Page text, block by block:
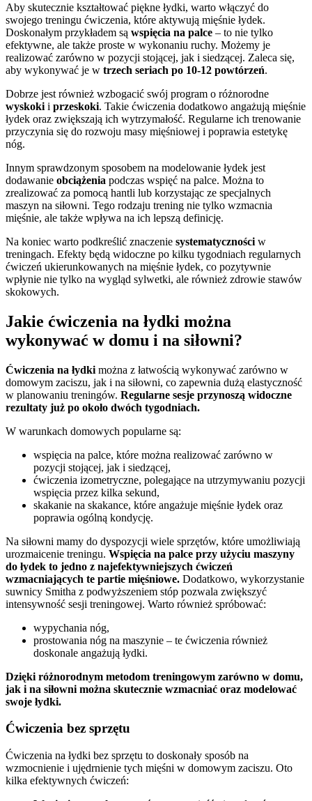
Aby skutecznie kształtować piękne łydki, warto włączyć do
swojego treningu ćwiczenia, które aktywują mięśnie łydek.
Doskonałym przykładem są wspięcia na palce – to nie tylko
efektywne, ale także proste w wykonaniu ruchy. Możemy je
realizować zarówno w pozycji stojącej, jak i siedzącej. Zaleca się,
aby wykonywać je w trzech seriach po 10-12 powtórzeń.
Dobrze jest również wzbogacić swój program o różnorodne
wyskoki i przeskoki. Takie ćwiczenia dodatkowo angażują mięśnie
łydek oraz zwiększają ich wytrzymałość. Regularne ich trenowanie
przyczynia się do rozwoju masy mięśniowej i poprawia estetykę
nóg.
Innym sprawdzonym sposobem na modelowanie łydek jest
dodawanie obciążenia podczas wspięć na palce. Można to
zrealizować za pomocą hantli lub korzystając ze specjalnych
maszyn na siłowni. Tego rodzaju trening nie tylko wzmacnia
mięśnie, ale także wpływa na ich lepszą definicję.
Na koniec warto podkreślić znaczenie systematyczności w
treningach. Efekty będą widoczne po kilku tygodniach regularnych
ćwiczeń ukierunkowanych na mięśnie łydek, co pozytywnie
wpłynie nie tylko na wygląd sylwetki, ale również zdrowie stawów
skokowych.
Jakie ćwiczenia na łydki można
wykonywać w domu i na siłowni?
Ćwiczenia na łydki można z łatwością wykonywać zarówno w
domowym zaciszu, jak i na siłowni, co zapewnia dużą elastyczność
w planowaniu treningów. Regularne sesje przynoszą widoczne
rezultaty już po około dwóch tygodniach.
W warunkach domowych popularne są:
wspięcia na palce, które można realizować zarówno w
pozycji stojącej, jak i siedzącej,
ćwiczenia izometryczne, polegające na utrzymywaniu pozycji
wspięcia przez kilka sekund,
skakanie na skakance, które angażuje mięśnie łydek oraz
poprawia ogólną kondycję.
Na siłowni mamy do dyspozycji wiele sprzętów, które umożliwiają
urozmaicenie treningu. Wspięcia na palce przy użyciu maszyny
do łydek to jedno z najefektywniejszych ćwiczeń
wzmacniających te partie mięśniowe. Dodatkowo, wykorzystanie
suwnicy Smitha z podwyższeniem stóp pozwala zwiększyć
intensywność sesji treningowej. Warto również spróbować:
wypychania nóg,
prostowania nóg na maszynie – te ćwiczenia również
doskonale angażują łydki.
Dzięki różnorodnym metodom treningowym zarówno w domu,
jak i na siłowni można skutecznie wzmacniać oraz modelować
swoje łydki.
Ćwiczenia bez sprzętu
Ćwiczenia na łydki bez sprzętu to doskonały sposób na
wzmocnienie i ujędrnienie tych mięśni w domowym zaciszu. Oto
kilka efektywnych ćwiczeń: